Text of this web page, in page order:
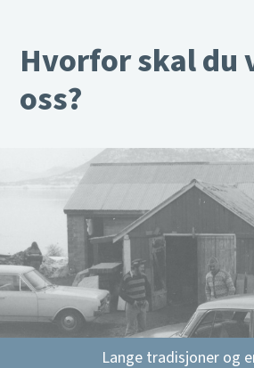
Hvorfor skal du
oss?
Lange tradisjoner og